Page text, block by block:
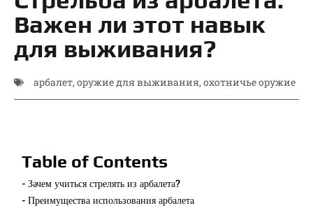
Важен ли этот навык
для выживания?
арбалет, оружие для выживания, охотничье оружие
Table of Contents
Зачем учиться стрелять из арбалета?
Преимущества использования арбалета